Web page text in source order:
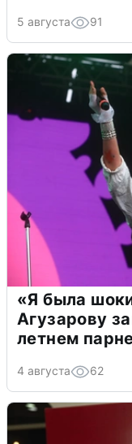
5 августа 91
«Я была
Агузарову
летнем
4 августа 62